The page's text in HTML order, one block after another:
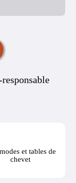
et tables de
chevet